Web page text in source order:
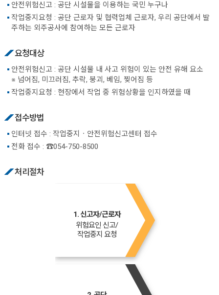
안전위험신고 : 공단 시설물을 이용하는 국민 누구나
작업중지요청 : 공단 근로자 및 협력업체 근로자, 우리 공단에서 발
주하는 외주공사에 참여하는 모든 근로자
요청대상
안전위험신고 : 공단 시설물 내 사고 위험이 있는 안전 유해 요소
※ 넘어짐, 미끄러짐, 추락, 붕괴, 베임, 찢어짐 등
작업중지요청 : 현장에서 작업 중 위험상황을 인지하였을 때
접수방법
인터넷 접수 : 작업중지ㆍ안전위험신고센터 접수
전화 접수 : ☎054-750-8500
처리절차
1. 신고자/근로자
위험요인 신고/
작업중지 요청